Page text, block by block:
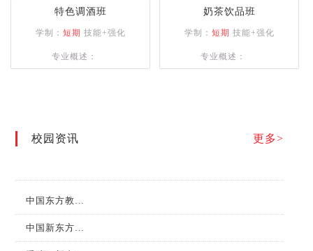
好的西点审美、塑型及裱花
特色调酒班
学制： 短期 技能+强化
专业概述：
奶茶饮品班
学制： 短期 技能+强化
专业概述：
校园资讯 更多>